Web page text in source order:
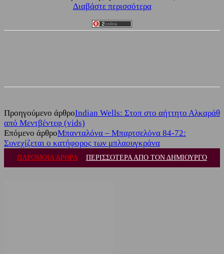
Διαβάστε περισσότερα
Προηγούμενο άρθροIndian Wells: Στοπ στο αήττητο Αλκαράθ
από Μεντβέντεφ (vids)
Επόμενο άρθροΜπανταλόνα – Μπαρτσελόνα 84-72:
Συνεχίζεται ο κατήφορος των μπλαουγκράνα
ΠΑΡΟΜΟΙΑ ΑΡΘΡΑ ΠΕΡΙΣΣΟΤΕΡΑ ΑΠΟ ΤΟΝ ΔΗΜΙΟΥΡΓΟ